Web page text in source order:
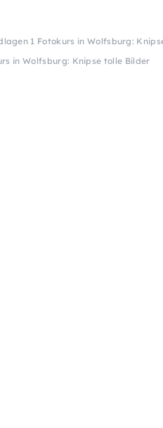
1 Fotokurs in Wolfsburg:
in Wolfsburg: Knipse tolle Bilder